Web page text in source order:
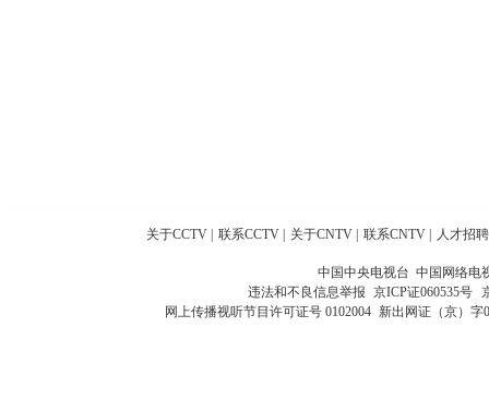
关于CCTV 联系CCTV 关于CNTV 联系CNTV 人才招聘
中国中央电视台 中国网络电
违法和不良信息举报 京ICP证060535号
网上传播视听节目许可证号 0102004 新出网证（京）